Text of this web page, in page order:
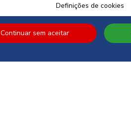
Definições de cookies
Continuar sem aceitar